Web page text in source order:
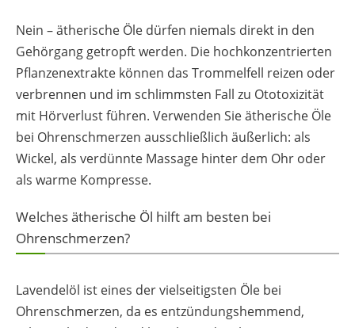
Nein – ätherische Öle dürfen niemals direkt in den
Gehörgang getropft werden. Die hochkonzentrierten
Pflanzenextrakte können das Trommelfell reizen oder
verbrennen und im schlimmsten Fall zu Ototoxizität
mit Hörverlust führen. Verwenden Sie ätherische Öle
bei Ohrenschmerzen ausschließlich äußerlich: als
Wickel, als verdünnte Massage hinter dem Ohr oder
als warme Kompresse.
Welches ätherische Öl hilft am besten bei
Ohrenschmerzen?
Lavendelöl ist eines der vielseitigsten Öle bei
Ohrenschmerzen, da es entzündungshemmend,